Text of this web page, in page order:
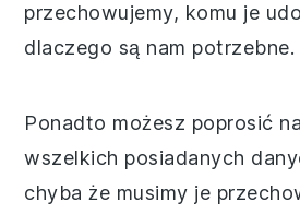
przechowujemy, komu je
dlaczego są nam potrzebne.
Ponadto możesz poprosić
wszelkich posiadanych
chyba że musimy je